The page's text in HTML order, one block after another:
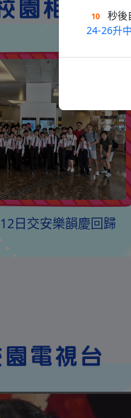
日交安樂韻慶回歸
9
秒後
24-26升